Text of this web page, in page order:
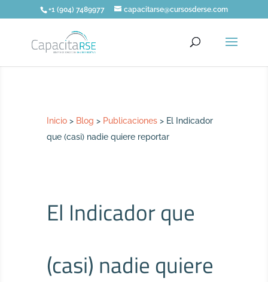
+1 (904) 7489977 capacitarse@cursosderse.com
Inicio > Blog > Publicaciones > El Indicador
que (casi) nadie quiere reportar
El Indicador que
(casi) nadie quiere